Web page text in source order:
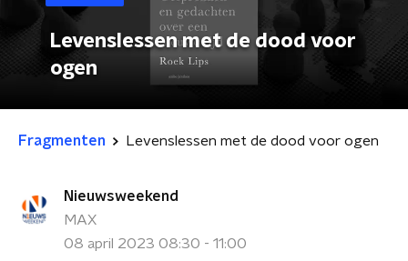
Levenslessen met de dood voor
ogen
Fragmenten Levenslessen met de dood voor ogen
Nieuwsweekend
MAX
08 april 2023 08:30 - 11:00